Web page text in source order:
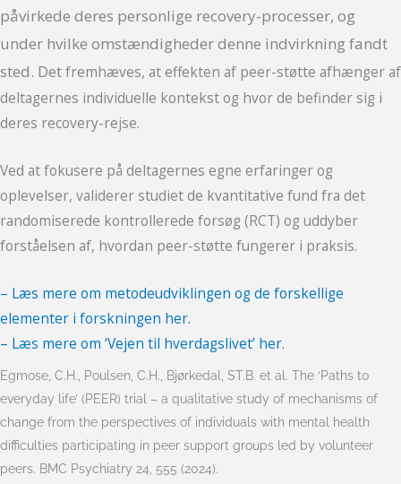
påvirkede deres personlige recovery-processer, og
under hvilke omstændigheder denne indvirkning fandt
sted. Detfremhæves, at effekten af peer-støtte afhænger af
deltagernes individuelle kontekst og hvor de befinder sig i
deres recovery-rejse.
Ved at fokusere på deltagernes egne erfaringer og
oplevelser, validerer studiet de kvantitative fund fra det
randomiserede kontrollerede forsøg (RCT) og uddyber
forståelsen af, hvordan peer-støtte fungerer i praksis.
– Læs mere om metodeudviklingen og de forskellige
elementer i forskningen her.
– Læs mere om ‘Vejen til hverdagslivet’ her.
Egmose, C.H., Poulsen, C.H., Bjørkedal, ST.B. et al. The ‘Paths to
everyday life’ (PEER) trial – a qualitative study of mechanisms of
change from the perspectives of individuals with mental health
difficulties participating in peer support groups led by volunteer
peers. BMC Psychiatry 24, 555 (2024).